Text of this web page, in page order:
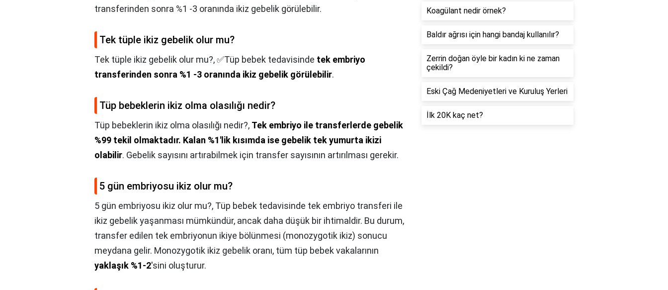
transferinden sonra %1 -3 oranında ikiz gebelik görülebilir.
Tek tüple ikiz gebelik olur mu?
Tek tüple ikiz gebelik olur mu?,✅Tüp bebek tedavisinde tek embriyo
transferinden sonra %1 -3 oranında ikiz gebelik görülebilir.
Tüp bebeklerin ikiz olma olasılığı nedir?
Tüp bebeklerin ikiz olma olasılığı nedir?, Tek embriyo ile transferlerde gebelik
%99 tekil olmaktadır. Kalan %1'lik kısımda ise gebelik tek yumurta ikizi
olabilir. Gebelik sayısını artırabilmek için transfer sayısının artırılması gerekir.
5 gün embriyosu ikiz olur mu?
5 gün embriyosu ikiz olur mu?, Tüp bebek tedavisinde tek embriyo transferi ile
ikiz gebelik yaşanması mümkündür, ancak daha düşük bir ihtimaldir. Bu durum,
transfer edilen tek embriyonun ikiye bölünmesi (monozygotik ikiz) sonucu
meydana gelir. Monozygotik ikiz gebelik oranı, tüm tüp bebek vakalarının
yaklaşık %1-2'sini oluşturur.
Koagülant nedir örnek?
Baldır ağrısı için hangi bandaj kullanılır?
Zerrin doğan öyle bir kadın ki ne zaman
çekildi?
Eski Çağ Medeniyetleri ve Kuruluş Yerleri
İlk 20K kaç net?